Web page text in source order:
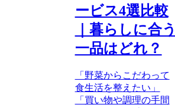
ービス4選比較
｜暮らしに合う
一品はどれ？
「野菜からこだわって
食生活を整えたい」
「買い物や調理の手間